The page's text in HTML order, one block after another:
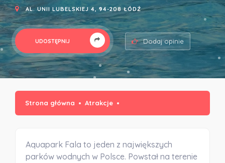
AL. UNII LUBELSKIEJ 4, 94-208 ŁÓDŹ
UDOSTĘPNIJ Dodaj opinie
Strona główna Atrakcje
Aquapark Fala to jeden z największych
parków wodnych w Polsce. Powstał na terenie